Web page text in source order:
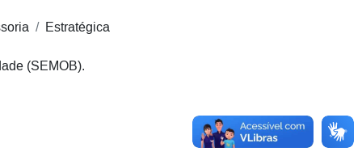
Estratégica
(SEMOB).